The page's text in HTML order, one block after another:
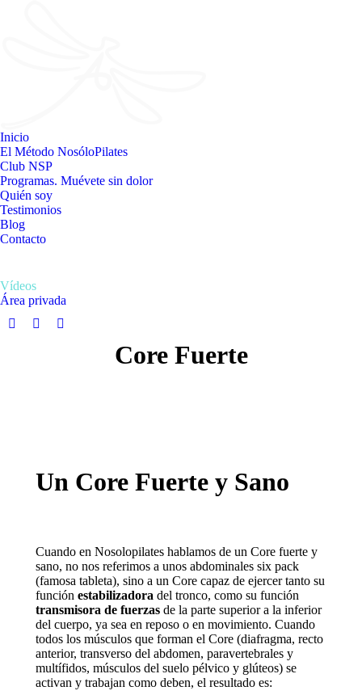
Inicio
El Método NosóloPilates
Club NSP
Programas. Muévete sin dolor
Quién soy
Testimonios
Blog
Contacto
Vídeos
Área privada
Facebook
InstagramYouTube
Core Fuerte
Un Core Fuerte y Sano
Cuando en Nosolopilates hablamos de un Core fuerte y
sano, no nos referimos a unos abdominales six pack
(famosa tableta), sino a un Core capaz de ejercer tanto su
función estabilizadora del tronco, como su función
transmisora de fuerzas de la parte superior a la inferior
del cuerpo, ya sea en reposo o en movimiento. Cuando
todos los músculos que forman el Core (diafragma, recto
anterior, transverso del abdomen, paravertebrales y
multífidos, músculos del suelo pélvico y glúteos) se
activan y trabajan como deben, el resultado es: